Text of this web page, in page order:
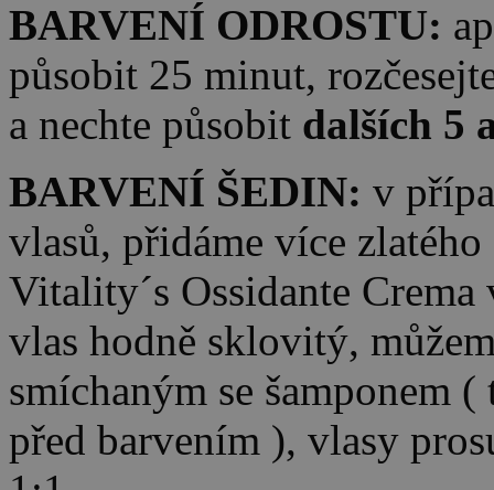
BARVENÍ ODROSTU:
působit 25 minut,
a nechte působit dalších 5
BARVENÍ ŠEDIN: v
vlasů, přidáme více
Vitality´s Ossidante
vlas hodně sklovitý,
smíchaným se šamponem
před barvením ), vlasy